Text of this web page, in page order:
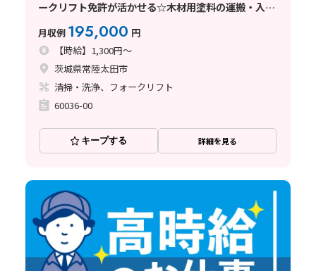
ークリフト免許が活かせる☆木材用塗料の運搬・入出
荷・発送など
月収例 195,000 円
【時給】1,300円～
茨城県常陸太田市
清掃・洗浄、フォークリフト
60036-00
キープする 詳細を見る